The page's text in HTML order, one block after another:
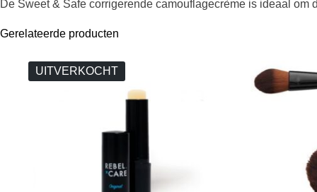
De Sweet & Safe corrigerende camouflagecrème is ideaal
Gerelateerde producten
UITVERKOCHT